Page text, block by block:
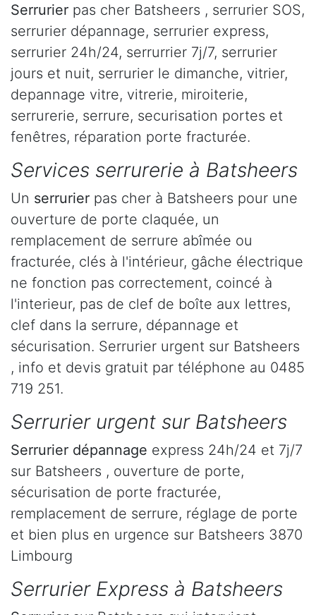
Serrurier pas cher Batsheers , serrurier SOS,
serrurier dépannage, serrurier express,
serrurier 24h/24, serrurrier 7j/7, serrurier
jours et nuit, serrurier le dimanche, vitrier,
depannage vitre, vitrerie, miroiterie,
serrurerie, serrure, securisation portes et
fenêtres, réparation porte fracturée.
Services serrurerie à Batsheers
Un serrurier pas cher à Batsheers pour une
ouverture de porte claquée, un
remplacement de serrure abîmée ou
fracturée, clés à l'intérieur, gâche électrique
ne fonction pas correctement, coincé à
l'interieur, pas de clef de boîte aux lettres,
clef dans la serrure, dépannage et
sécurisation. Serrurier urgent sur Batsheers
, info et devis gratuit par téléphone au 0485
719 251.
Serrurier urgent sur Batsheers
Serrurier dépannage express 24h/24 et 7j/7
sur Batsheers , ouverture de porte,
sécurisation de porte fracturée,
remplacement de serrure, réglage de porte
et bien plus en urgence sur Batsheers 3870
Limbourg
Serrurier Express à Batsheers